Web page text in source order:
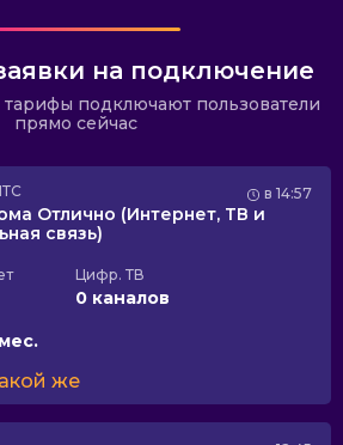
на подключение
подключают пользователи
прямо сейчас
в 14:57
Отлично (Интернет, ТВ и
связь)
Цифр. ТВ
0 каналов
же